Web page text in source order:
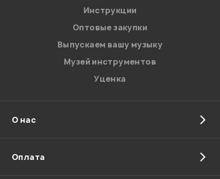
на обработку персональных данных в
Политикой в отношении обработки
персональных данных.
Введите проверочное число:
Отправить
Инструкции
Оптовые закупки
Выпускаем вашу музыку
Музей инструментов
Уценка
О нас
Оплата